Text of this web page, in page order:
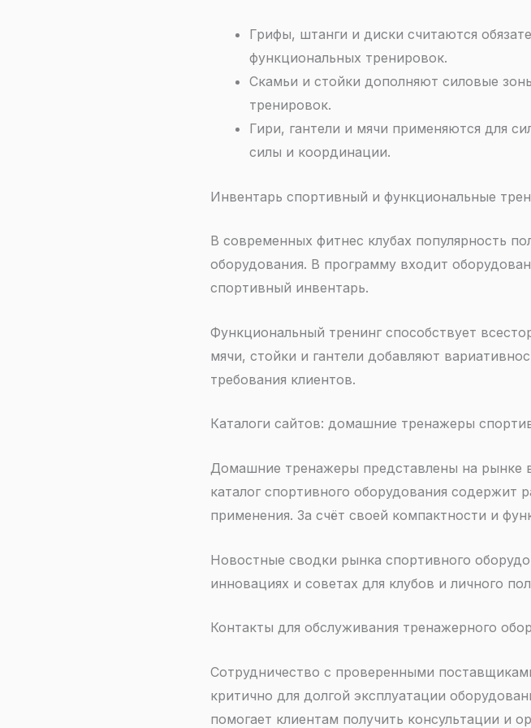
Грифы, штанги и диски считаются
функциональных тренировок.
Скамьи и стойки дополняют силовые
тренировок.
Гири, гантели и мячи применяются для
силы и координации.
Инвентарь спортивный и функциональные
В современных фитнес клубах популярность
оборудования. В программу входит
спортивный инвентарь.
Функциональный тренинг способствует
мячи, стойки и гантели добавляют
требования клиентов.
Каталоги сайтов: домашние тренажеры
Домашние тренажеры представлены на рынке
каталог спортивного оборудования
применения. За счёт своей компактности и
Новостные сводки рынка спортивного
инновациях и советах для клубов и личного
Контакты для обслуживания тренажерного
Сотрудничество с проверенными
критично для долгой эксплуатации
помогает клиентам получить консультации и